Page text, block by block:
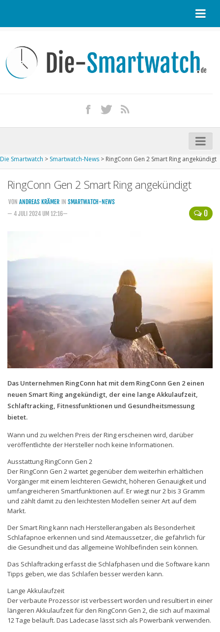
Kontakt / Tipp geben
Impressum
iPhone kaufen
Startseite
Aktuelle Smartwatches im Test
Kommende Smartwatches
o2
Smartphonetarife
Datentarife
Mobilfunk-Vergleichsrechner
Mobilfunk-Tarifrechner
Die Smartwatch > Smartwatch-News > RingConn Gen 2 Smart Ring angekündigt
RingConn Gen 2 Smart Ring angekündigt
0
VON ANDREAS KRÄMER IN SMARTWATCH-NEWS
— 4 JULI 2024 UM 12:16—
Das Unternehmen RingConn hat mit dem RingConn Gen 2 einen
neuen Smart Ring angekündigt, der eine lange Akkulaufzeit,
Schlaftracking, Fitnessfunktionen und Gesundheitsmessung
bietet.
Wann und zu welchen Preis der Ring erscheinen wird, darüber
veröffentlichte der Hersteller noch keine Informationen.
Ausstattung RingConn Gen 2
Der RingConn Gen 2 wartet gegenüber dem weiterhin erhältlichen
Vorgänger mit einem leichteren Gewicht, höheren Genauigkeit und
umfangreicheren Smartfunktionen auf. Er wiegt nur 2 bis 3 Gramm
und zählt damit zu den leichtesten Modellen seiner Art auf dem
Markt.
Der Smart Ring kann nach Herstellerangaben als Besonderheit
Schlafapnoe erkennen und sind Atemaussetzer, die gefährlich für
die Gesundheit und das allgemeine Wohlbefinden sein können.
Das Schlaftracking erfasst die Schlafphasen und die Software kann
Tipps geben, wie das Schlafen besser werden kann.
Lange Akkulaufzeit
Der verbaute Prozessor ist verbessert worden und resultiert in einer
längeren Akkulaufzeit für den RingConn Gen 2, die sich auf maximal
12 Tage beläuft. Das Ladecase lässt sich als Powerbank verwenden.